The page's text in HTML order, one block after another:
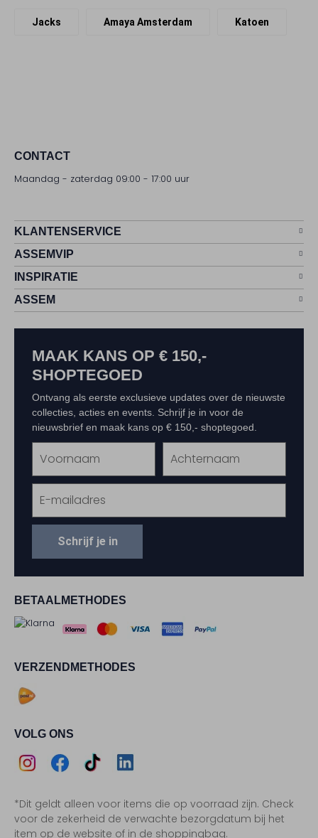
Jacks Amaya Amsterdam Katoen
CONTACT
Maandag - zaterdag 09:00 - 17:00 uur
KLANTENSERVICE
ASSEMVIP
INSPIRATIE
ASSEM
BETAALMETHODES
VERZENDMETHODES
VOLG ONS
Instagram
Facebook
TikTokLinkedIn
*Dit geldt alleen voor items die op voorraad zijn. Check
voor de zekerheid de verwachte bezorgdatum bij het
item op de website of in de shoppingbag.
MAAK KANS OP € 150,-
SHOPTEGOED
Ontvang als eerste exclusieve updates over de nieuwste
collecties, acties en events. Schrijf je in voor de
nieuwsbrief en maak kans op € 150,- shoptegoed.
Schrijf je in